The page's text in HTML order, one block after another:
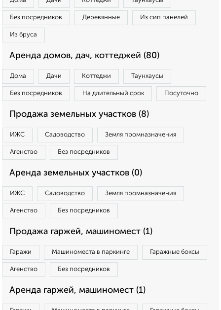
Без посредников Деревянные Из сип панелей
Из бруса
Аренда домов, дач, коттеджей (80)
Дома Дачи Коттеджи Таунхаусы
Без посредников На длительный срок Посуточно
Продажа земельных участков (8)
ИЖС Садоводство Земля промназначения
Агенство Без посредников
Аренда земельных участков (0)
ИЖС Садоводство Земля промназначения
Агенство Без посредников
Продажа гаржей, машиномест (1)
Гаражи Машиноместа в паркинге Гаражные боксы
Агенство Без посредников
Аренда гаржей, машиномест (1)